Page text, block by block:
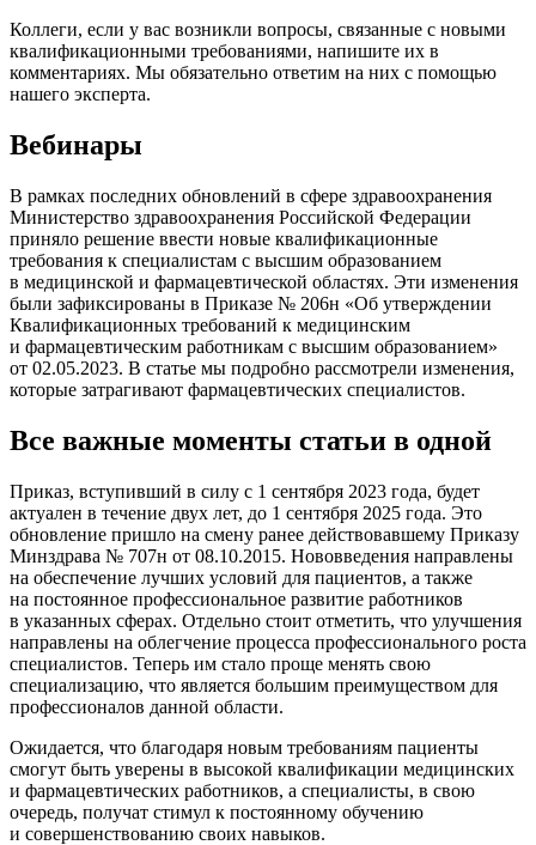
Коллеги, если у вас возникли вопросы, связанные с новыми
квалификационными требованиями, напишите их в
комментариях. Мы обязательно ответим на них с помощью
нашего эксперта.
Вебинары
В рамках последних обновлений в сфере здравоохранения
Министерство здравоохранения Российской Федерации
приняло решение ввести новые квалификационные
требования к специалистам с высшим образованием
в медицинской и фармацевтической областях. Эти изменения
были зафиксированы в Приказе № 206н «Об утверждении
Квалификационных требований к медицинским
и фармацевтическим работникам с высшим образованием»
от 02.05.2023. В статье мы подробно рассмотрели изменения,
которые затрагивают фармацевтических специалистов.
Все важные моменты статьи в одной
Приказ, вступивший в силу с 1 сентября 2023 года, будет
актуален в течение двух лет, до 1 сентября 2025 года. Это
обновление пришло на смену ранее действовавшему Приказу
Минздрава № 707н от 08.10.2015. Нововведения направлены
на обеспечение лучших условий для пациентов, а также
на постоянное профессиональное развитие работников
в указанных сферах. Отдельно стоит отметить, что улучшения
направлены на облегчение процесса профессионального роста
специалистов. Теперь им стало проще менять свою
специализацию, что является большим преимуществом для
профессионалов данной области.
Ожидается, что благодаря новым требованиям пациенты
смогут быть уверены в высокой квалификации медицинских
и фармацевтических работников, а специалисты, в свою
очередь, получат стимул к постоянному обучению
и совершенствованию своих навыков.